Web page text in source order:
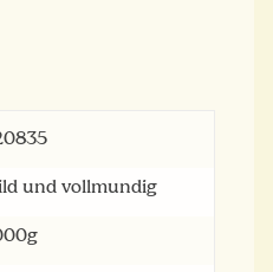
und vollmundig